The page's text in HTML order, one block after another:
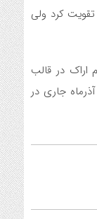
تقویت کرد ولی
اراک در قالب
جاری در